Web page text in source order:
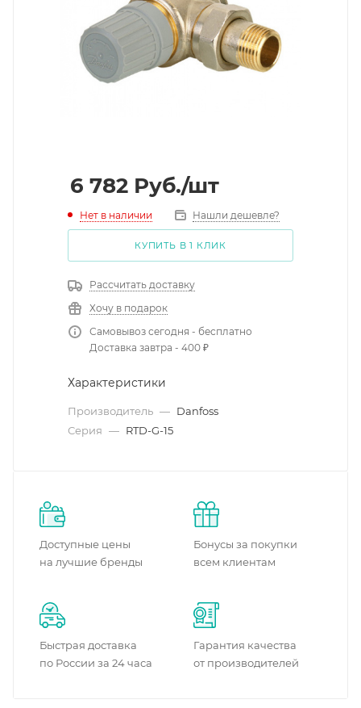
6 782 Руб./шт
Нет в наличии Нашли дешевле?
КУПИТЬ В 1 КЛИК
Рассчитать доставку
Хочу в подарок
Самовывоз сегодня - бесплатно
Доставка завтра - 400 ₽
Характеристики
Производитель — Danfoss
Серия — RTD-G-15
Доступные цены
на лучшие бренды
Бонусы за покупки
всем клиентам
Быстрая доставка
по России за 24 часа
Гарантия качества
от производителей